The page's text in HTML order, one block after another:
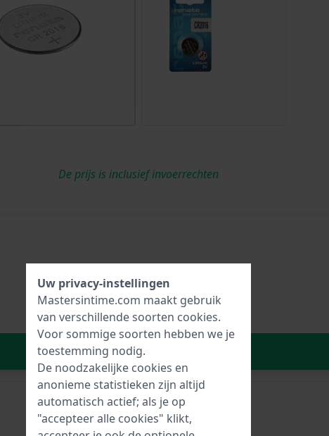
De prijs is inclusief invoerrechten
In Winkelwagen
Uw privacy-instellingen
Mastersintime.com maakt gebruik
van verschillende soorten cookies.
Voor sommige soorten hebben we je
toestemming nodig.
De noodzakelijke cookies en
anonieme statistieken zijn altijd
automatisch actief; als je op
"accepteer alle cookies" klikt,